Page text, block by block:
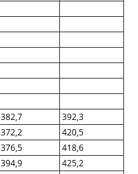
382,7
392,3
372,2
420,5
376,5
418,6
394,9
425,2